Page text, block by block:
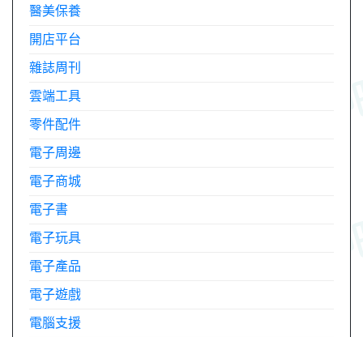
醫美保養
開店平台
雜誌周刊
雲端工具
零件配件
電子周邊
電子商城
電子書
電子玩具
電子產品
電子遊戲
電腦支援